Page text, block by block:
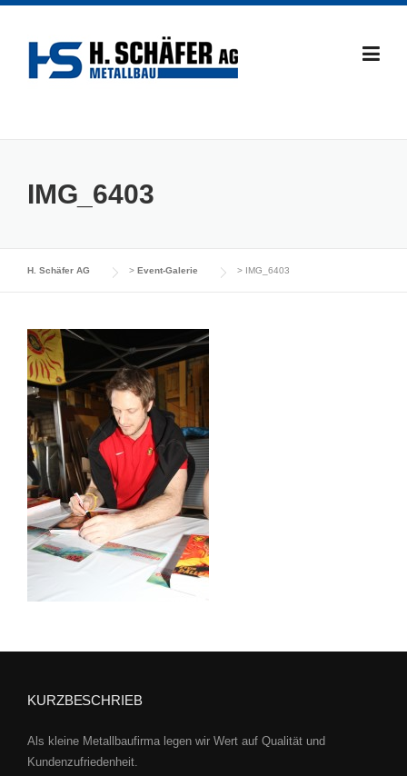
content
IMG_6403
H. Schäfer AG > Event-Galerie > IMG_6403
KURZBESCHRIEB
Als kleine Metallbaufirma legen wir Wert auf Qualität und
Kundenzufriedenheit.